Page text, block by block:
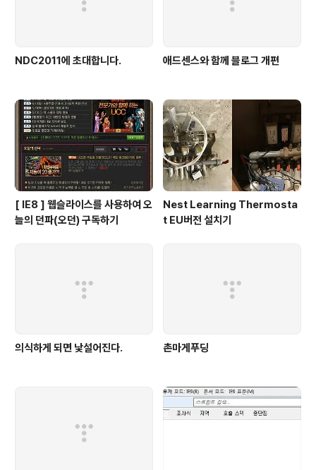
NDC2011에 초대합니다. 애드센스와 함께 블로그 개편
[ IE8 ] 웹슬라이스를 사용하여 오
늘의 던파(오던) 구독하기
Nest Learning Thermosta
t EU버전 설치기
의식하게 되면 낯설어진다. 촌마게푸딩